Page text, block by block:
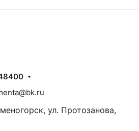
ул. Протозанова,